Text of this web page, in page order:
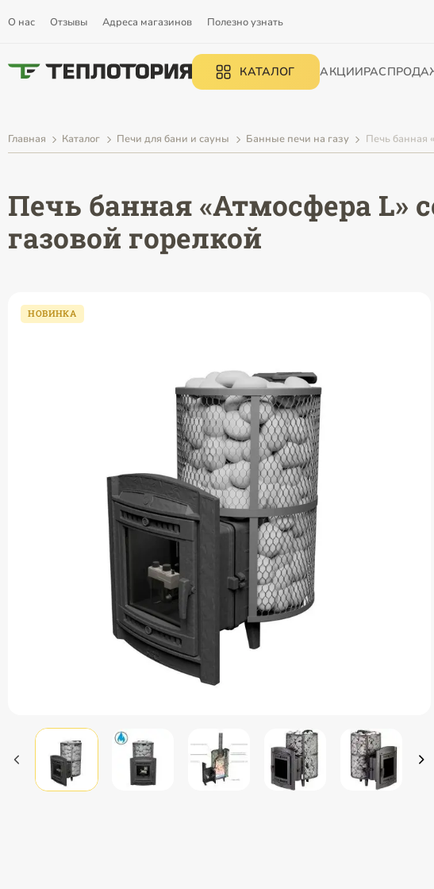
О нас Отзывы Адреса магазинов Полезно узнать
КАТАЛОГ АКЦИИ
Главная Каталог Печи для бани и сауны Банные печи на газу Печь банная
Печь банная «Атмосфера L»
газовой горелкой
НОВИНКА